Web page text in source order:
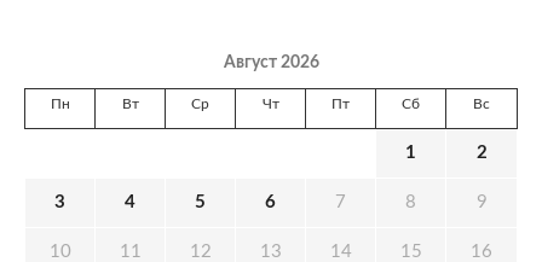
Август 2026
Пн Вт Ср Чт Пт Сб Вс
1 2
3 4 5 6 7 8 9
10 11 12 13 14 15 16